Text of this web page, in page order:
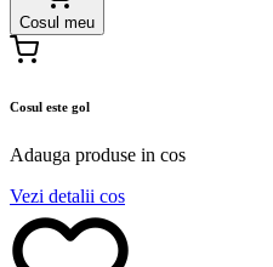
Cosul meu
Cosul este gol
Adauga produse in cos
Vezi detalii cos